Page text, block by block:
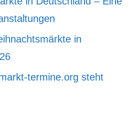
in
termine.org steht